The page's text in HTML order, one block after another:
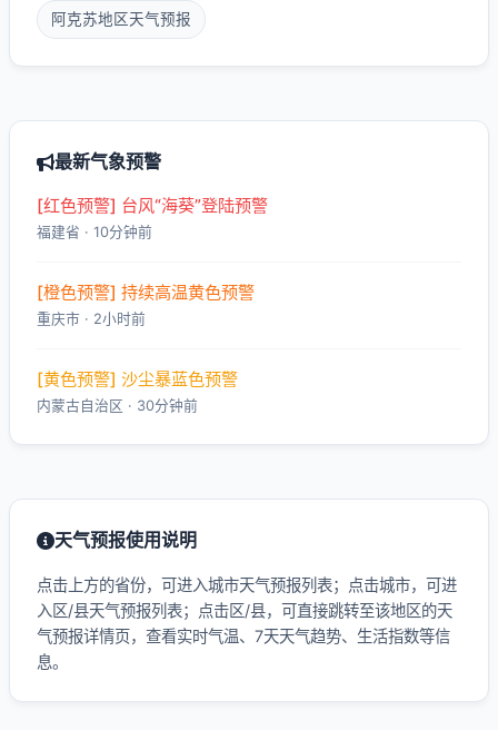
阿克苏地区天气预报
最新气象预警
[红色预警] 台风“海葵”登陆预警
福建省 · 10分钟前
[橙色预警] 持续高温黄色预警
重庆市 · 2小时前
[黄色预警] 沙尘暴蓝色预警
内蒙古自治区 · 30分钟前
天气预报使用说明
点击上方的省份，可进入城市天气预报列表；点击城市，可进
入区/县天气预报列表；点击区/县，可直接跳转至该地区的天
气预报详情页，查看实时气温、7天天气趋势、生活指数等信
息。